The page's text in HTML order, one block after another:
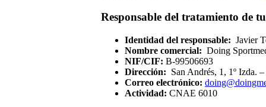
Responsable del tratamiento de
Identidad del responsable: Javier
Nombre comercial: Doing
NIF/CIF: B-99506693
Dirección: San Andrés, 1, 1º Izda.
Correo electrónico:
Actividad: CNAE 6010